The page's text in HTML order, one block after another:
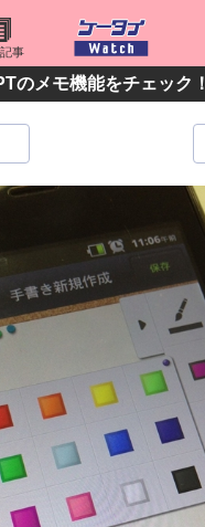
事
のメモ機能をチェック！